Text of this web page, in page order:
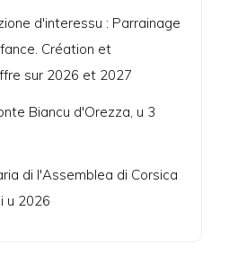
d'interessu : Parrainage
Création et
sur 2026 et 2027
Biancu d'Orezza, u 3
di l'Assemblea di Corsica
u 2026